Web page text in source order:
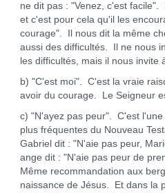
ne dit pas : "Venez, c'est
et c'est pour cela qu'il les
courage". Il nous dit la même
aussi des difficultés. Il ne nous
les difficultés, mais il nous invite
b) "C'est moi". C'est la vraie
avoir du courage. Le Seigneur
c) "N'ayez pas peur". C'est
plus fréquentes du Nouveau
Gabriel dit : "N'aie pas peur,
ange dit : "N'aie pas peur de
Même recommandation aux
naissance de Jésus. Et dans la